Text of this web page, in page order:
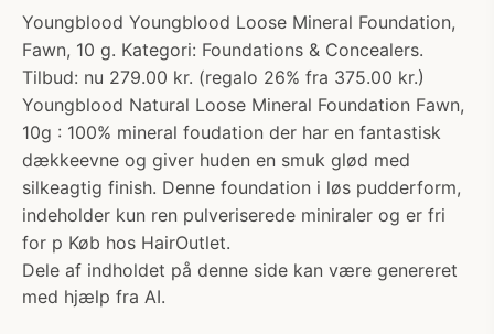
Youngblood Youngblood Loose Mineral Foundation,
Fawn, 10 g. Kategori: Foundations & Concealers.
Tilbud: nu 279.00 kr. (regalo 26% fra 375.00 kr.)
Youngblood Natural Loose Mineral Foundation Fawn,
10g : 100% mineral foudation der har en fantastisk
dækkeevne og giver huden en smuk glød med
silkeagtig finish. Denne foundation i løs pudderform,
indeholder kun ren pulveriserede miniraler og er fri
for p Køb hos HairOutlet.
Dele af indholdet på denne side kan være genereret
med hjælp fra AI.